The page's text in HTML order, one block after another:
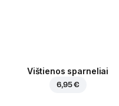
Vištienos sparneliai
6,95 €